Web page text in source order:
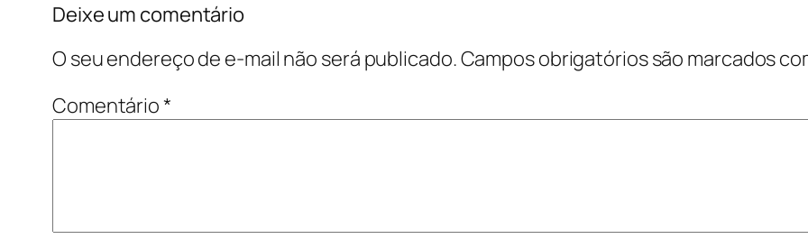
Deixe um comentário
O seu endereço de e-mail não será publicado.Campos obrigatórios são marcados
Comentário*